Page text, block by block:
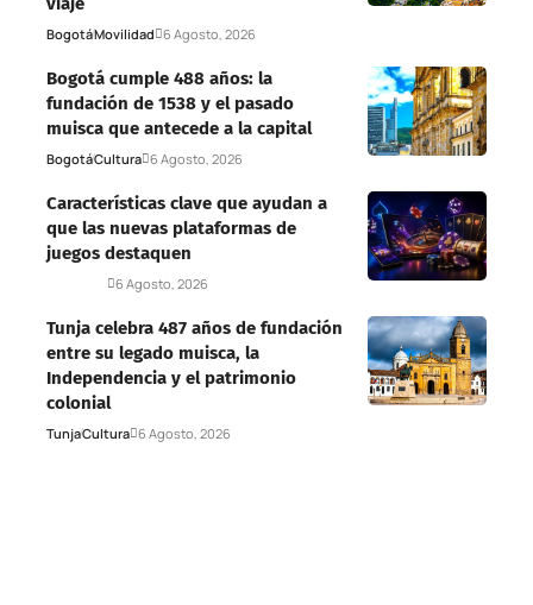
BogotáMovilidad 6 Agosto, 2026
Bogotá cumple 488 años: la
fundación de 1538 y el pasado
muisca que antecede a la capital
BogotáCultura 6 Agosto, 2026
Características clave que ayudan a
que las nuevas plataformas de
juegos destaquen
6 Agosto, 2026
Tunja celebra 487 años de fundación
entre su legado muisca, la
Independencia y el patrimonio
colonial
TunjaCultura 6 Agosto, 2026